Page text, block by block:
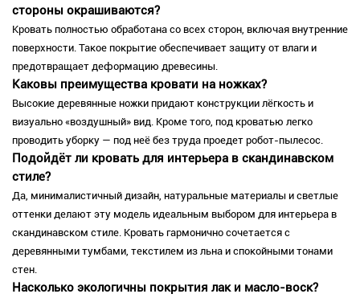
стороны окрашиваются?
Кровать полностью обработана со всех сторон, включая внутренние
поверхности. Такое покрытие обеспечивает защиту от влаги и
предотвращает деформацию древесины.
Каковы преимущества кровати на ножках?
Высокие деревянные ножки придают конструкции лёгкость и
визуально «воздушный» вид. Кроме того, под кроватью легко
проводить уборку — под неё без труда проедет робот-пылесос.
Подойдёт ли кровать для интерьера в скандинавском
стиле?
Да, минималистичный дизайн, натуральные материалы и светлые
оттенки делают эту модель идеальным выбором для интерьера в
скандинавском стиле. Кровать гармонично сочетается с
деревянными тумбами, текстилем из льна и спокойными тонами
стен.
Насколько экологичны покрытия лак и масло-воск?